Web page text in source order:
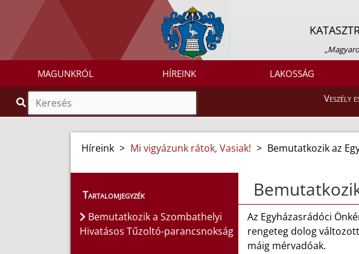
MAGUNKRÓL HÍREINK LAKOSSÁG
Veszély
Híreink > Mi vigyázunk rátok, Vasiak! > Bemutatkozik az
Tartalomjegyzék
Bemutatkozik a Szombathelyi
Hivatásos Tűzoltó-parancsnokság
Az Egyházasrádóci
rengeteg dolog
máig mérvadóak.